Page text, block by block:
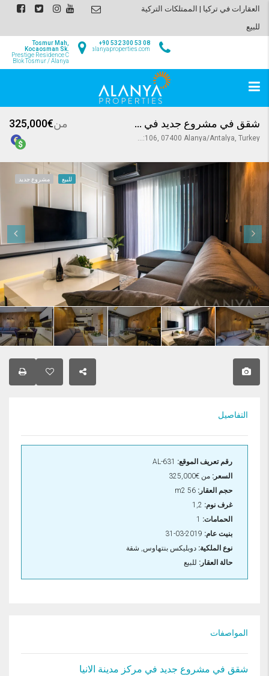
العقارات في تركيا | الممتلكات التركية
للبيع
Tosmur Mah,
Kocaosman Sk.
Prestige Residence C
Blok Tosmur / Alanya
+90 532 300 53 08
info@alanyaproperties.com
شقق في مشروع جديد في مركز مدينة الانيا
Saray Mahallesi, Atatürk Blv. No:106, 07400 Alanya/Antalya, Turkey
من€325,000
للبيع مشروع جديد
التفاصيل
رقم تعريف الموقع:
السعر: من €325,000
حجم العقار:
غرف نوم:
الحمامات:
بنيت عام:
نوع الملكية: دوبليكس بنتهاوس, شقة
حالة العقار: للبيع
المواصفات
شقق في مشروع جديد في مركز مدينة الانيا